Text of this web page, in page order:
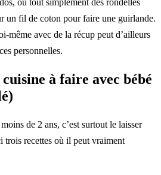
ou tout simplement des rondelles
un fil de coton pour faire une guirlande.
même avec de la récup peut d’ailleurs
personnelles.
à faire avec bébé
de 2 ans, c’est surtout le laisser
trois recettes où il peut vraiment